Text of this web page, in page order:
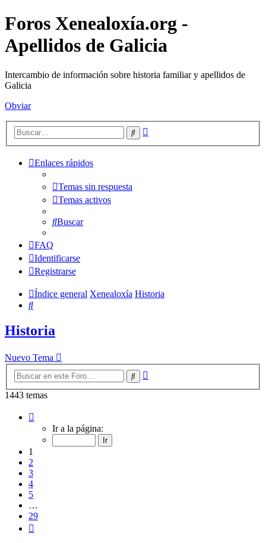
Foros Xenealoxía.org -
Apellidos de Galicia
Intercambio de información sobre historia familiar y apellidos de
Galicia
Obviar
Buscar
Enlaces rápidos
Temas sin respuesta
Temas activos
Buscar
FAQ
Identificarse
Registrarse
Índice general Xenealoxía Historia
Buscar
Historia
Nuevo Tema
Buscar
1443 temas
Ir a la página:
1
2
3
4
5
…
29